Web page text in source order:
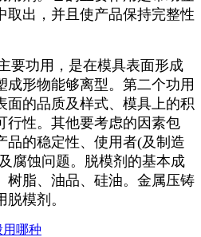
取出，并且使产品保持完整性
功用，是在模具表面形成
成形物能够离型。第二个功用
面的品质及样式、模具上的积
行性。其他要考虑的因素包
品的稳定性、使用者(及制造
腐蚀问题。脱模剂的基本成
树脂、油品、硅油。金属压铸
模剂。
用哪种